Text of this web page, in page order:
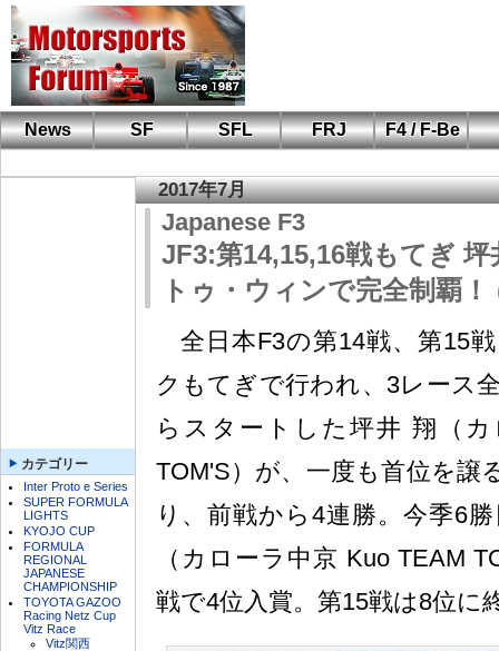
News SF SFL FRJ
F4 / F-Be
カテゴリー
Inter Proto e Series
SUPER FORMULA
LIGHTS
KYOJO CUP
FORMULA
REGIONAL
JAPANESE
CHAMPIONSHIP
TOYOTA GAZOO
Racing Netz Cup
Vitz Race
Vitz関西
2017年7月
Japanese F3
JF3:第14,15,16戦もてぎ
トゥ・ウィンで完全制覇
全日本F3の第14戦、第15
クもてぎで行われ、3レース
らスタートした坪井 翔（
TOM'S）が、一度も首位を譲
り、前戦から4連勝。今季6
（カローラ中京 Kuo TEAM
戦で4位入賞。第15戦は8位に